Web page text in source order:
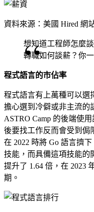
資料來源： 美國 Hired 網
想知道工程師怎麼
轉職如何談薪？你
程式語言的市佔率
程式語言有上萬種可以選
擔心選到冷僻或非主流的
ASTRO Camp 的後端使
後要找工作反而會受到侷
在 2022 時將 Go 語言擠
技能，而具備這項技能的
提升了 1.64 倍，在 2023
期。